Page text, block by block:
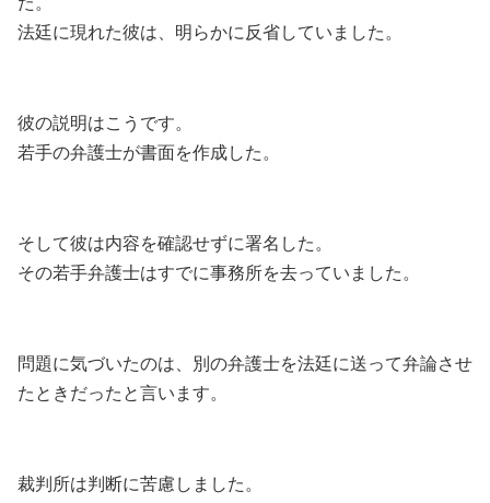
法廷に現れた彼は、明らかに反省していました。
彼の説明はこうです。
若手の弁護士が書面を作成した。
そして彼は内容を確認せずに署名した。
その若手弁護士はすでに事務所を去っていました。
問題に気づいたのは、別の弁護士を法廷に送って弁論させ
たときだったと言います。
裁判所は判断に苦慮しました。